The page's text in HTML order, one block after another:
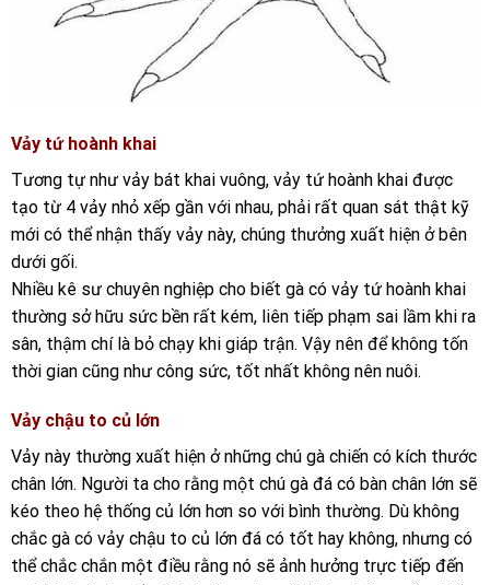
Vảy tứ hoành khai
Tương tự như vảy bát khai vuông, vảy tứ hoành khai được
tạo từ 4 vảy nhỏ xếp gần với nhau, phải rất quan sát thật kỹ
mới có thể nhận thấy vảy này, chúng thưởng xuất hiện ở bên
dưới gối.
Nhiều kê sư chuyên nghiệp cho biết gà có vảy tứ hoành khai
thường sở hữu sức bền rất kém, liên tiếp phạm sai lầm khi ra
sân, thậm chí là bỏ chạy khi giáp trận. Vậy nên để không tốn
thời gian cũng như công sức, tốt nhất không nên nuôi.
Vảy chậu to củ lớn
Vảy này thường xuất hiện ở những chú gà chiến có kích thước
chân lớn. Người ta cho rằng một chú gà đá có bàn chân lớn sẽ
kéo theo hệ thống củ lớn hơn so với bình thường. Dù không
chắc gà có vảy chậu to củ lớn đá có tốt hay không, nhưng có
thể chắc chắn một điều rằng nó sẽ ảnh hưởng trực tiếp đến